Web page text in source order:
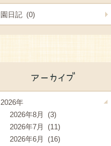
園日記 (0)
アーカイブ
2026年
2026年8月 (3)
2026年7月 (11)
2026年6月 (16)